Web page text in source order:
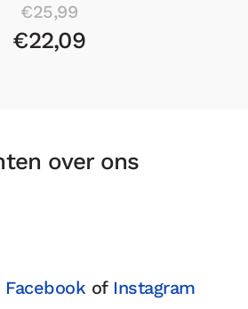
€28,53
over ons
Facebook of Instagram